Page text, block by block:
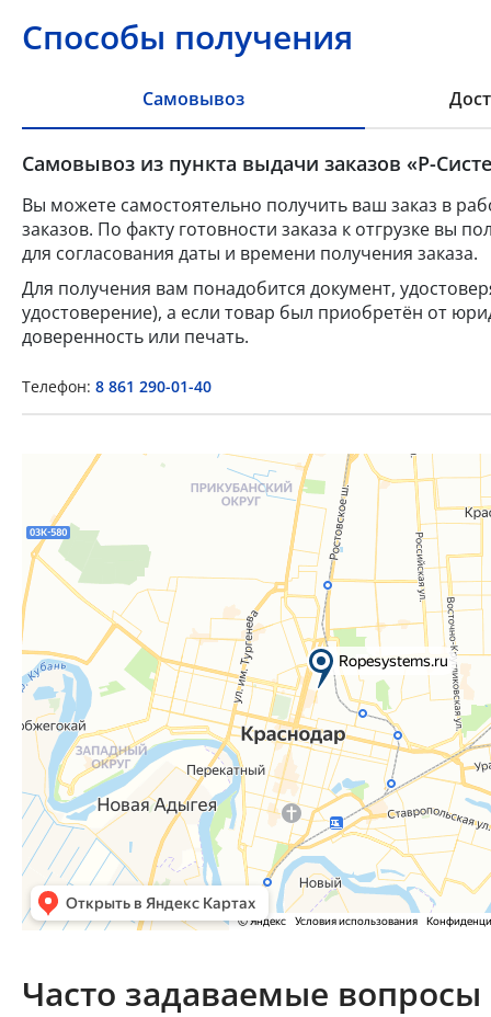
Способы получения
Самовывоз
Самовывоз из пункта выдачи заказов «Р-
Вы можете самостоятельно получить ваш заказ в
заказов. По факту готовности заказа к отгрузке вы
для согласования даты и времени получения заказа.
Для получения вам понадобится документ,
удостоверение), а если товар был приобретён от
доверенность или печать.
Телефон: 8 861 290-01-40
Часто задаваемые вопросы